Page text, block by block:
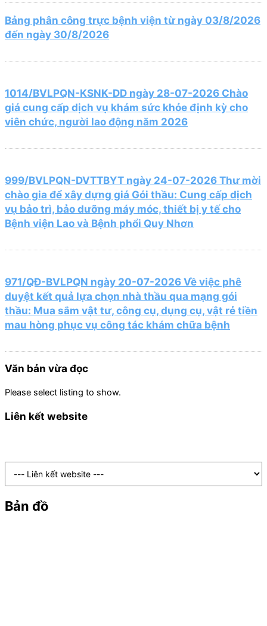
Bảng phân công trực bệnh viện từ ngày 03/8/2026
đến ngày 30/8/2026
1014/BVLPQN-KSNK-DD ngày 28-07-2026 Chào
giá cung cấp dịch vụ khám sức khỏe định kỳ cho
viên chức, người lao động năm 2026
999/BVLPQN-DVTTBYT ngày 24-07-2026 Thư mời
chào gia để xây dựng giá Gói thầu: Cung cấp dịch
vụ bảo trì, bảo dưỡng máy móc, thiết bị y tế cho
Bệnh viện Lao và Bệnh phổi Quy Nhơn
971/QĐ-BVLPQN ngày 20-07-2026 Về việc phê
duyệt kết quả lựa chọn nhà thầu qua mạng gói
thầu: Mua sắm vật tư, công cụ, dụng cụ, vật rẻ tiền
mau hòng phục vụ công tác khám chữa bệnh
Văn bản vừa đọc
Please select listing to show.
Liên kết website
Bản đồ